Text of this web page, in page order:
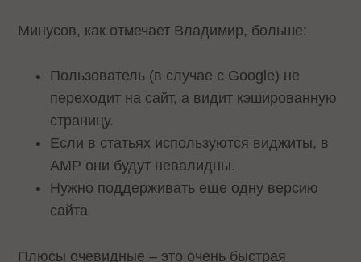
Минусов, как отмечает Владимир, больше:
Пользователь (в случае с Google) не
переходит на сайт, а видит кэшированную
страницу.
Если в статьях используются виджиты, в
AMP они будут невалидны.
Нужно поддерживать еще одну версию
сайта
Плюсы очевидные – это очень быстрая